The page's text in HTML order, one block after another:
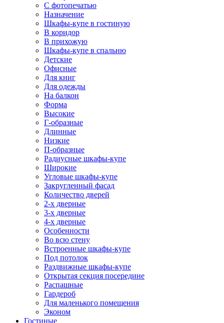
С фотопечатью
Назначение
Шкафы-купе в гостиную
В коридор
В прихожую
Шкафы-купе в спальню
Детские
Офисные
Для книг
Для одежды
На балкон
Форма
Высокие
Г-образные
Длинные
Низкие
П-образные
Радиусные шкафы-купе
Широкие
Угловые шкафы-купе
Закругленный фасад
Количество дверей
2-х дверные
3-х дверные
4-х дверные
Особенности
Во всю стену
Встроенные шкафы-купе
Под потолок
Раздвижные шкафы-купе
Открытая секция посередине
Распашные
Гардероб
Для маленького помещения
Эконом
Гостиные